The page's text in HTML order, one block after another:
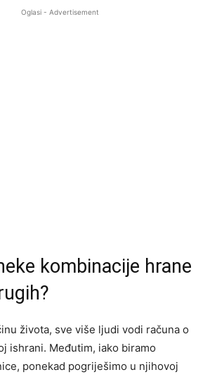
Oglasi - Advertisement
kombinacije hrane
života, sve više ljudi vodi računa o
ishrani. Međutim, iako biramo
ponekad pogriješimo u njihovoj